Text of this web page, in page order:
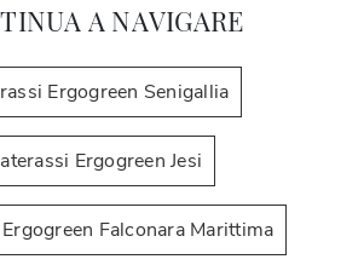
A NAVIGARE
Ergogreen Senigallia
Ergogreen Jesi
Falconara Marittima